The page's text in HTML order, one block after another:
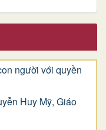
người với quyền
Huy Mỹ, Giáo